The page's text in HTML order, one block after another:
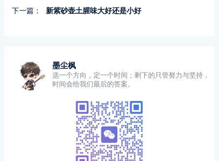
下一篇：
新紫砂壶土腥味大好还是小好
墨尘枫
选一个方向，定一个时间；剩下的只管努力与坚持，
时间会给我们最后的答案。